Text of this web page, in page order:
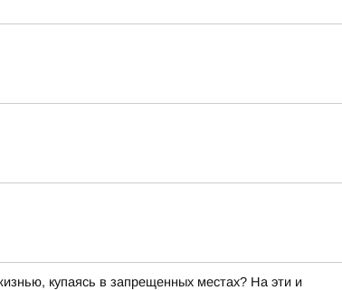
купаясь в запрещенных местах? На эти и